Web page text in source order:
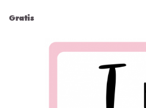
Gratis